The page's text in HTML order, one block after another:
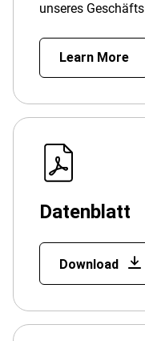
unseres
Learn More
Datenblatt
Download